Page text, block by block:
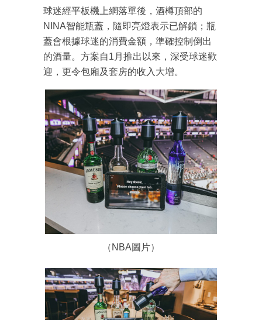
球迷經平板機上網落單後，酒樽頂部的
NINA智能瓶蓋，隨即亮燈表示已解鎖；瓶
蓋會根據球迷的消費金額，準確控制倒出
的酒量。方案自1月推出以來，深受球迷歡
迎，更令包廂及套房的收入大增。
（NBA圖片）